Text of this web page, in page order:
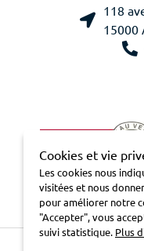
118
15000
Cookies et vie
Les cookies nous
visitées et nous
pour améliorer notre
"Accepter", vous
suivi statistique. Plus